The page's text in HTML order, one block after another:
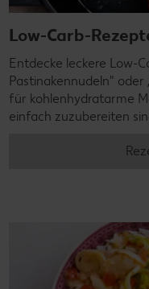
Low-Carb-
Entdecke leckere Low-
Pastinakennudeln"
für kohlenhydratarme
einfach zuzubereiten